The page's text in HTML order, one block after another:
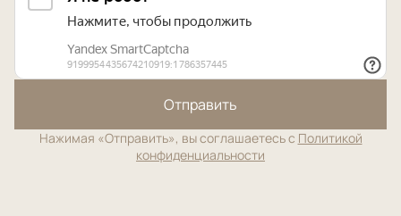
Отправить
Нажимая «Отправить», вы соглашаетесь с Политикой
конфиденциальности